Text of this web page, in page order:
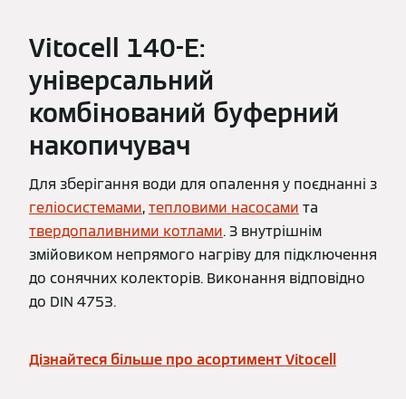
Vitocell 140-E:
універсальний
комбінований буферний
накопичувач
Для зберігання води для опалення у поєднанні з
геліосистемами,тепловими насосами та
твердопаливними котлами. З внутрішнім
змійовиком непрямого нагріву для підключення
до сонячних колекторів. Виконання відповідно
до DIN 4753.
Дізнайтеся більше про асортимент Vitocell